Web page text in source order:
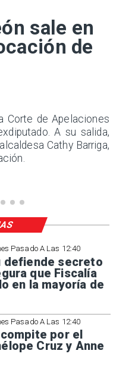
sale en
de
Corte de Apelaciones
A su salida,
Cathy Barriga,
Pasado A Las 12:40
defiende secreto
que Fiscalía
en la mayoría de
Pasado A Las 12:40
por el
Cruz y Anne